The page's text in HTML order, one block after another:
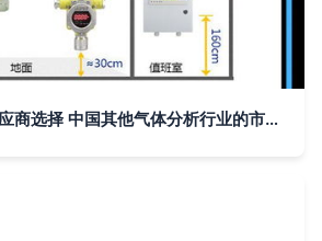
掌握定价策略与供应商选择 中国其他气体分析行业的市场布局与国际化路径